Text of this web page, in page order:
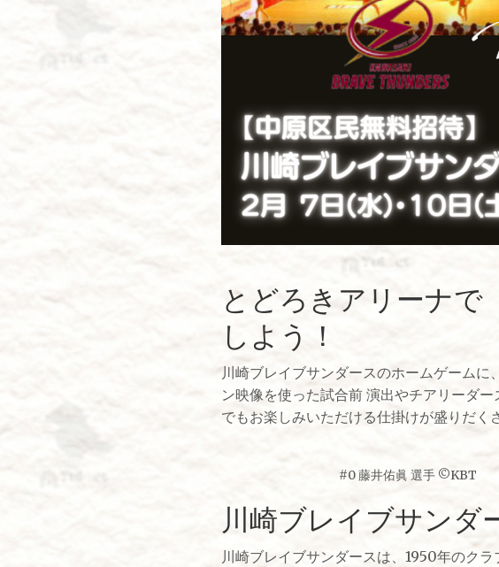
とどろきアリーナで
しよう！
川崎ブレイブサンダースのホームゲームに
ン映像を使った試合前 演出やチアリーダ
でもお楽しみいただける仕掛けが盛りだく
#0 藤井佑眞 選手 ©KBT
川崎ブレイブサンダ
川崎ブレイブサンダースは、1950年のク